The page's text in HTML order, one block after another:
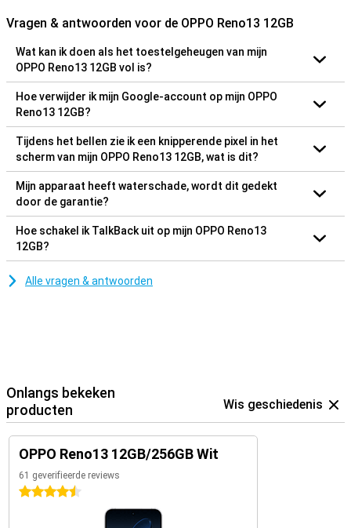
Vragen & antwoorden voor de OPPO Reno13 12GB
Wat kan ik doen als het toestelgeheugen van mijn
OPPO Reno13 12GB vol is?
Hoe verwijder ik mijn Google-account op mijn OPPO
Reno13 12GB?
Tijdens het bellen zie ik een knipperende pixel in het
scherm van mijn OPPO Reno13 12GB, wat is dit?
Mijn apparaat heeft waterschade, wordt dit gedekt
door de garantie?
Hoe schakel ik TalkBack uit op mijn OPPO Reno13
12GB?
Alle vragen & antwoorden
Onlangs bekeken
producten
Wis geschiedenis
OPPO Reno13 12GB/256GB Wit
61 geverifieerde reviews
4.5 sterren